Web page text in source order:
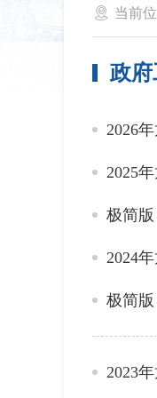
 当前位
政
2026
2025
极简
2024
极简
2023